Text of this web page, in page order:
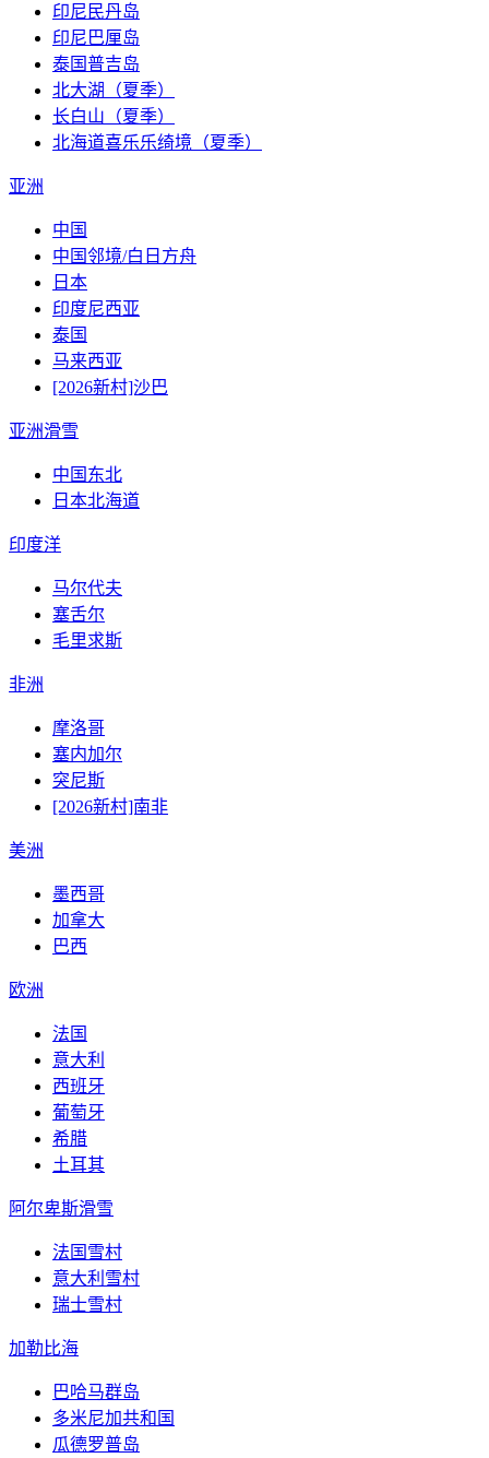
印尼民丹岛
印尼巴厘岛
泰国普吉岛
北大湖（夏季）
长白山（夏季）
北海道喜乐乐绮境（夏季）
亚洲
中国
中国邻境/白日方舟
日本
印度尼西亚
泰国
马来西亚
[2026新村]沙巴
亚洲滑雪
中国东北
日本北海道
印度洋
马尔代夫
塞舌尔
毛里求斯
非洲
摩洛哥
塞内加尔
突尼斯
[2026新村]南非
美洲
墨西哥
加拿大
巴西
欧洲
法国
意大利
西班牙
葡萄牙
希腊
土耳其
阿尔卑斯滑雪
法国雪村
意大利雪村
瑞士雪村
加勒比海
巴哈马群岛
多米尼加共和国
瓜德罗普岛